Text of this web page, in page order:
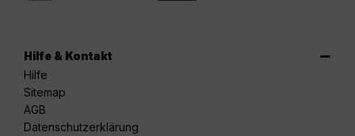
Hilfe & Kontakt
Hilfe
Sitemap
AGB
Datenschutzerklärung